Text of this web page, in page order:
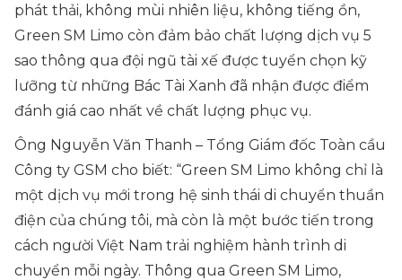
phát thải, không mùi nhiên liệu, không tiếng ồn,
Green SM Limo còn đảm bảo chất lượng dịch vụ 5
sao thông qua đội ngũ tài xế được tuyển chọn kỹ
lưỡng từ những Bác Tài Xanh đã nhận được điểm
đánh giá cao nhất về chất lượng phục vụ.
Ông Nguyễn Văn Thanh – Tổng Giám đốc Toàn cầu
Công ty GSM cho biết: “Green SM Limo không chỉ là
một dịch vụ mới trong hệ sinh thái di chuyển thuần
điện của chúng tôi, mà còn là một bước tiến trong
cách người Việt Nam trải nghiệm hành trình di
chuyển mỗi ngày. Thông qua Green SM Limo,